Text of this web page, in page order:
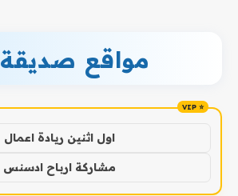
مواقع صديقة
اول اثنين ريادة اعمال
مشاركة ارباح ادسنس